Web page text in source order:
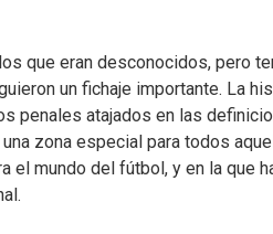
que eran desconocidos, pero
un fichaje importante. La
penales atajados en las
zona especial para todos
el mundo del fútbol, y en la que